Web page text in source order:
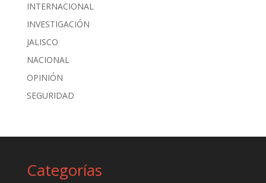
INTERNACIONAL
INVESTIGACIÓN
JALISCO
NACIONAL
OPINIÓN
SEGURIDAD
Categorías